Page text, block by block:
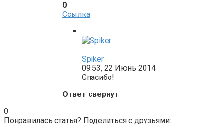
0
Ссылка
Spiker
09:53, 22 Июнь 2014
Спасибо!
Ответ свернут
0
Понравилась статья? Поделиться с друзьями: